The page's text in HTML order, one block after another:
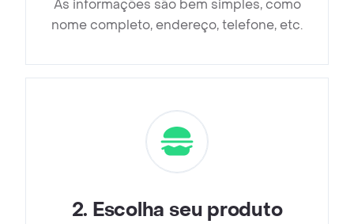
As informações são bem simples, como
nome completo, endereço, telefone, etc.
2. Escolha seu produto